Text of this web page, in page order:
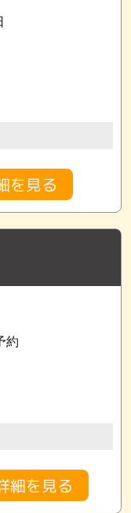
を見る
約
細を見る